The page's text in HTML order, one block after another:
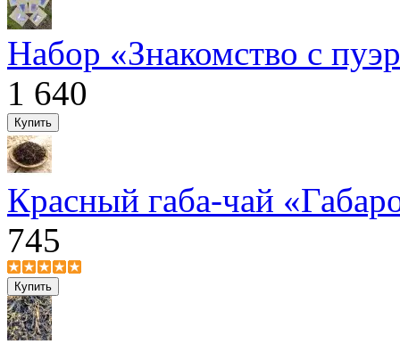
Набор «Знакомство с
1 640
Красный габа-чай
745